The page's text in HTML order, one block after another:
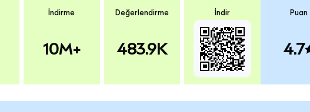
İndirme
10M+
Değerlendirme
483.9K
İndir Puan
4.7